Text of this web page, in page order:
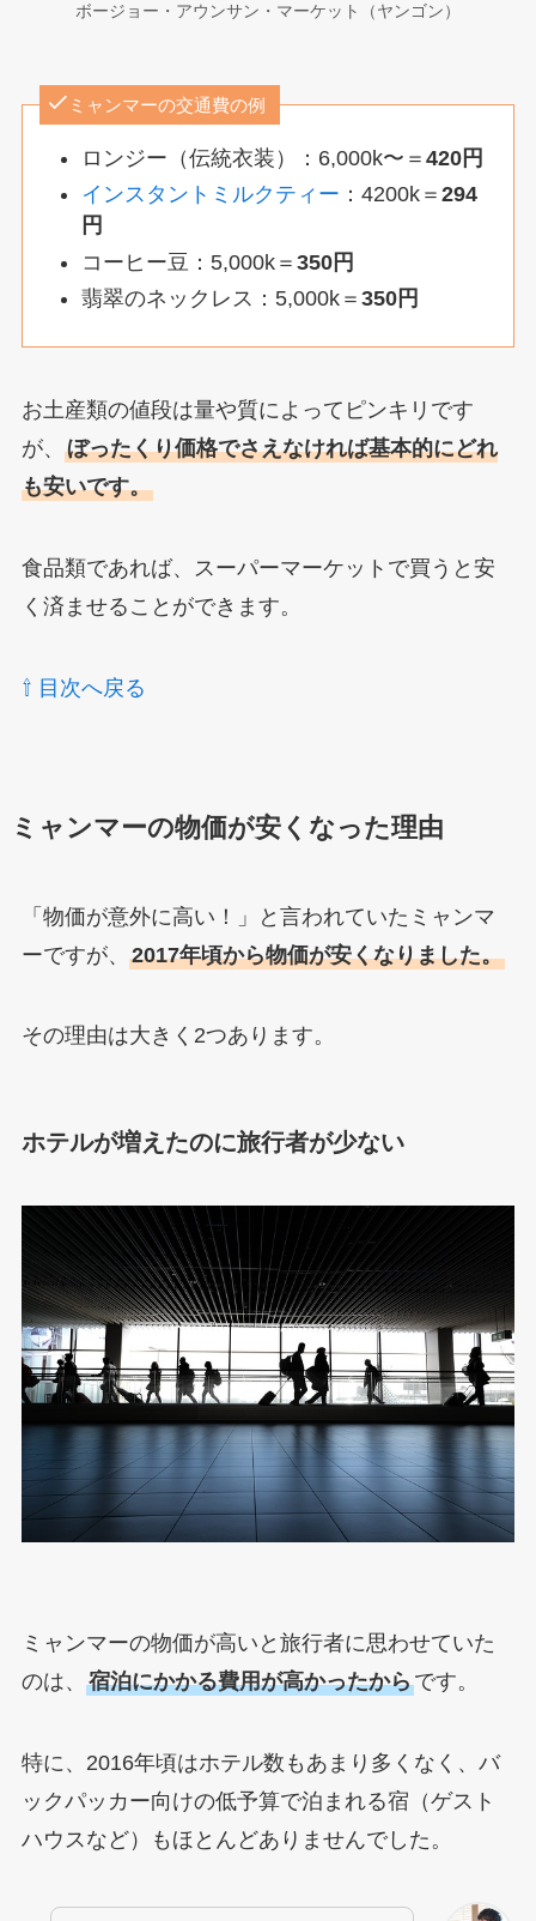
ボージョー・アウンサン・マーケット（ヤンゴン）
ミャンマーの交通費の例
ロンジー（伝統衣装）：6,000k〜＝420円
インスタントミルクティー ：4200k＝294
円
コーヒー豆：5,000k＝350円
翡翠のネックレス：5,000k＝350円
お土産類の値段は量や質によってピンキリです
が、 ぼったくり価格でさえなければ基本的にどれ
も安いです。
食品類であれば、スーパーマーケットで買うと安
く済ませることができます。
⇧ 目次へ戻る
ミャンマーの物価が安くなった理由
「物価が意外に高い！」と言われていたミャンマ
ーですが、 2017年頃から物価が安くなりました。
その理由は大きく2つあります。
ホテルが増えたのに旅行者が少ない
ミャンマーの物価が高いと旅行者に思わせていた
のは、 宿泊にかかる費用が高かったからです。
特に、2016年頃はホテル数もあまり多くなく、バ
ックパッカー向けの低予算で泊まれる宿（ゲスト
ハウスなど）もほとんどありませんでした。